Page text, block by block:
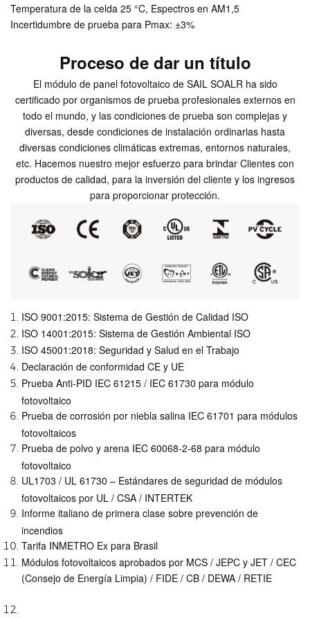
Temperatura de la celda 25 °C, Espectros en AM1,5
Incertidumbre de prueba para Pmax: ±3%
Proceso de dar un título
El módulo de panel fotovoltaico de SAIL SOALR ha sido
certificado por organismos de prueba profesionales externos en
todo el mundo, y las condiciones de prueba son complejas y
diversas, desde condiciones de instalación ordinarias hasta
diversas condiciones climáticas extremas, entornos naturales,
etc. Hacemos nuestro mejor esfuerzo para brindar Clientes con
productos de calidad, para la inversión del cliente y los ingresos
para proporcionar protección.
ISO 9001:2015: Sistema de Gestión de Calidad ISO
ISO 14001:2015: Sistema de Gestión Ambiental ISO
ISO 45001:2018: Seguridad y Salud en el Trabajo
Declaración de conformidad CE y UE
Prueba Anti-PID IEC 61215 / IEC 61730 para módulo
fotovoltaico
Prueba de corrosión por niebla salina IEC 61701 para módulos
fotovoltaicos
Prueba de polvo y arena IEC 60068-2-68 para módulo
fotovoltaico
UL1703 / UL 61730 – Estándares de seguridad de módulos
fotovoltaicos por UL / CSA / INTERTEK
Informe italiano de primera clase sobre prevención de
incendios
Tarifa INMETRO Ex para Brasil
Módulos fotovoltaicos aprobados por MCS / JEPC y JET / CEC
(Consejo de Energía Limpia) / FIDE / CB / DEWA / RETIE